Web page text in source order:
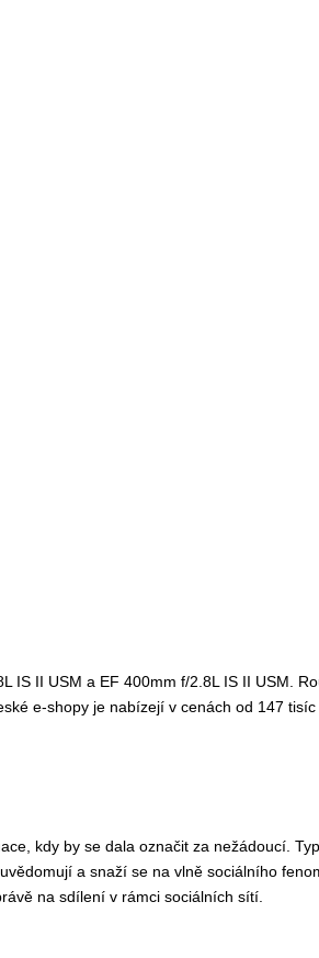
II USM a EF 400mm f/2.8L IS II USM.
e-shopy je nabízejí v cenách od 147
kdy by se dala označit za nežádoucí.
a snaží se na vlně sociálního
na sdílení v rámci sociálních sítí.